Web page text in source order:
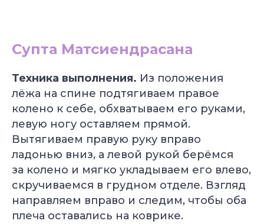
Супта Матсиендрасана
Техника выполнения. Из положения
лёжа на спине подтягиваем правое
колено к себе, обхватываем его руками,
левую ногу оставляем прямой.
Вытягиваем правую руку вправо
ладонью вниз, а левой рукой берёмся
за колено и мягко укладываем его влево,
скручиваемся в грудном отделе. Взгляд
направляем вправо и следим, чтобы оба
плеча оставались на коврике.